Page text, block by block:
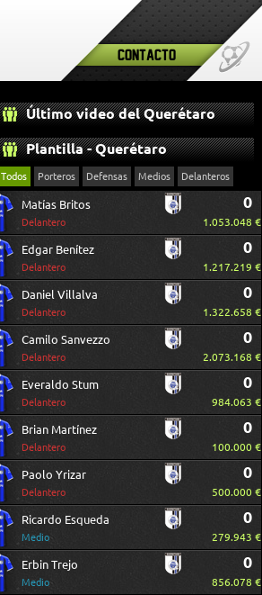
Contacto
Último video del Querétaro
Plantilla - Querétaro
Todos Porteros Defensas Medios Delanteros
Matías Britos
Delantero
0
1.053.048 €
Edgar Benítez
Delantero
0
1.217.219 €
Daniel Villalva
Delantero
0
1.322.658 €
Camilo Sanvezzo
Delantero
0
2.073.168 €
Everaldo Stum
Delantero
0
984.063 €
Brian Martínez
Delantero
0
100.000 €
Paolo Yrizar
Delantero
0
500.000 €
Ricardo Esqueda
Medio
0
279.943 €
Erbin Trejo
Medio
0
856.078 €